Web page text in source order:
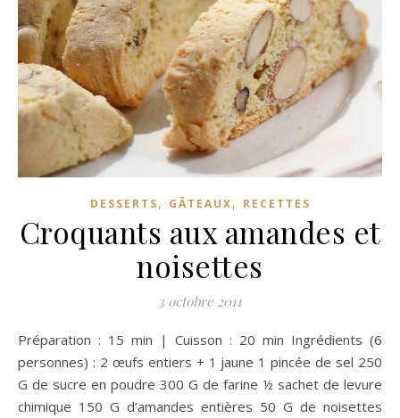
DESSERTS, GÂTEAUX, RECETTES
Croquants aux amandes et
noisettes
3 octobre 2011
Préparation : 15 min | Cuisson : 20 min Ingrédients (6
personnes) : 2 œufs entiers + 1 jaune 1 pincée de sel 250
G de sucre en poudre 300 G de farine ½ sachet de levure
chimique 150 G d’amandes entières 50 G de noisettes